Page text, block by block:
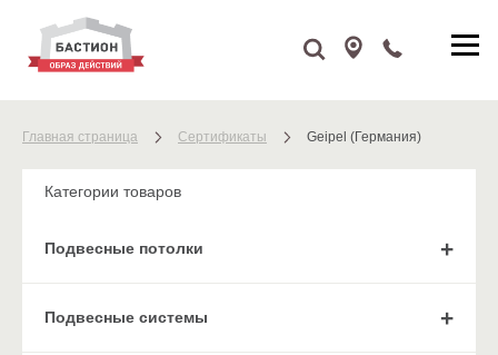
Главная страница Сертификаты Geipel (Германия)
Категории товаров
Подвесные потолки
Подвесные системы